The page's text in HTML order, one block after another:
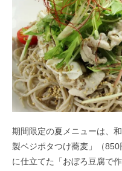
期間限定の夏メニューは、
製ベジポタつけ蕎麦」（
に仕立てた「おぼろ豆腐で